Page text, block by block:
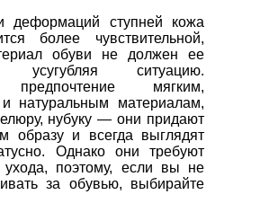
деформаций ступней кожа
более чувствительной,
обуви не должен ее
усугубляя ситуацию.
предпочтение мягким,
натуральным материалам,
нубуку — они придают
образу и всегда выглядят
Однако они требуют
ухода, поэтому, если вы не
за обувью, выбирайте